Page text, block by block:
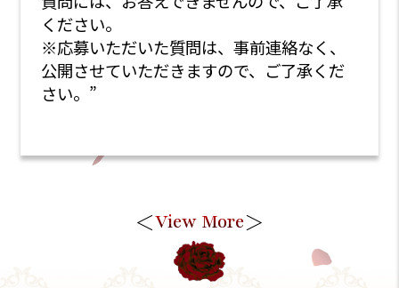
ください。
※応募いただいた質問は、事前連絡なく、
公開させていただきますので、ご了承くだ
さい。”
＜View More＞